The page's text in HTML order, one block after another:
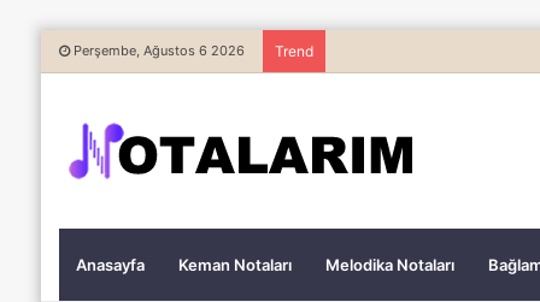
Perşembe, Ağustos 6 2026 Trend
Anasayfa Keman Notaları Melodika Notaları